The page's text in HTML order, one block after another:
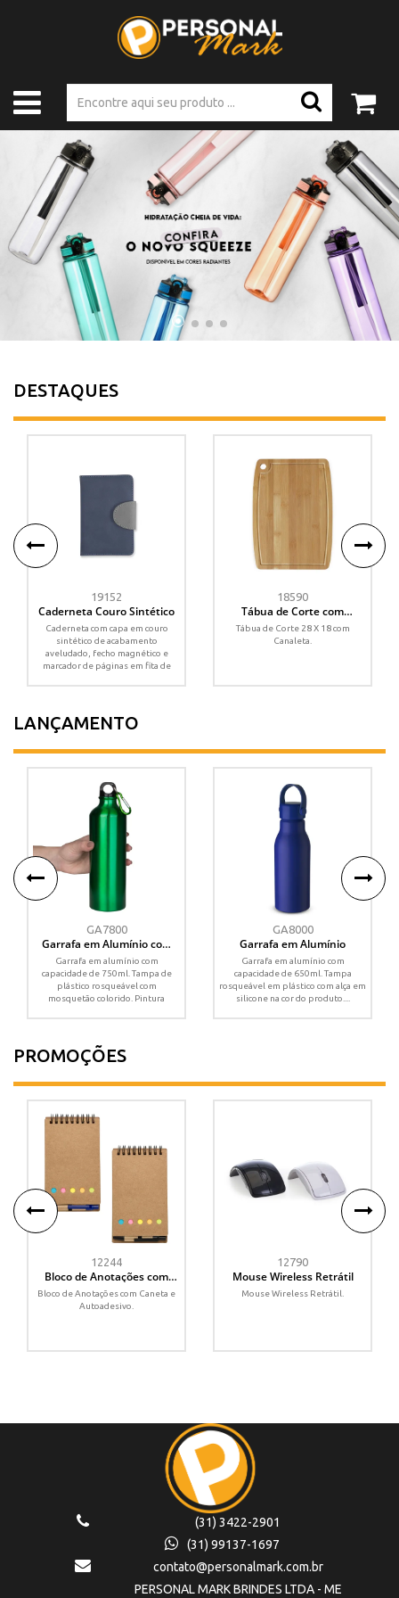
DESTAQUES
19152
Caderneta Couro Sintético
Caderneta com capa em couro
sintético de acabamento
aveludado, fecho magnético e
marcador de páginas em fita de
18590
Tábua de Corte com
Canaleta
Tábua de Corte 28 X 18 com
Canaleta.
LANÇAMENTO
GA7800
Garrafa em Alumínio com
mosquetão
Garrafa em alumínio com
capacidade de 750ml. Tampa de
plástico rosqueável com
mosquetão colorido. Pintura
GA8000
Garrafa em Alumínio
Garrafa em alumínio com
capacidade de 650ml. Tampa
rosqueável em plástico com alça em
silicone na cor do produto....
PROMOÇÕES
12244
Bloco de Anotações com
Caneta e Autoadesivo
Bloco de Anotações com Caneta e
Autoadesivo.
12790
Mouse Wireless Retrátil
Mouse Wireless Retrátil.
(31) 3422-2901
(31) 99137-1697
contato@personalmark.com.br
PERSONAL MARK BRINDES LTDA - ME